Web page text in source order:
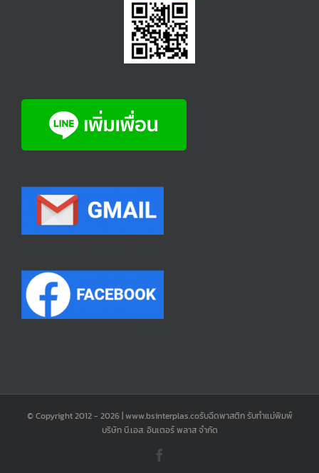
© Copyright 2012 - 2026 | www.bsinterplas.coรับฉีดพาสติก รับทำแม่พิมพ์
บริษัท บี.เอส. อินเตอร์ พลาส จำกัด